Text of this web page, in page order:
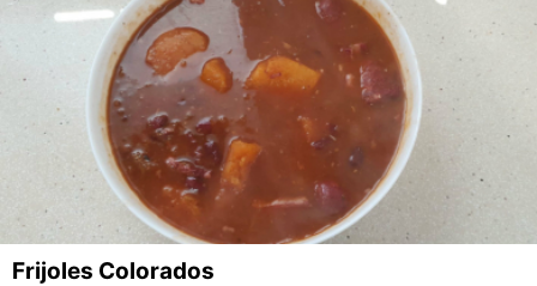
Frijoles Colorados